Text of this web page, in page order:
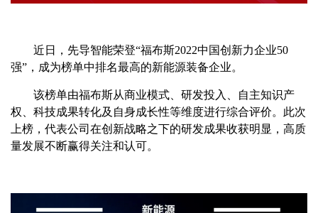
近日，先导智能荣登“福布斯2022中国创新力企业50
强”，成为榜单中排名最高的新能源装备企业。
该榜单由福布斯从商业模式、研发投入、自主知识产
权、科技成果转化及自身成长性等维度进行综合评价。此次
上榜，代表公司在创新战略之下的研发成果收获明显，高质
量发展不断赢得关注和认可。